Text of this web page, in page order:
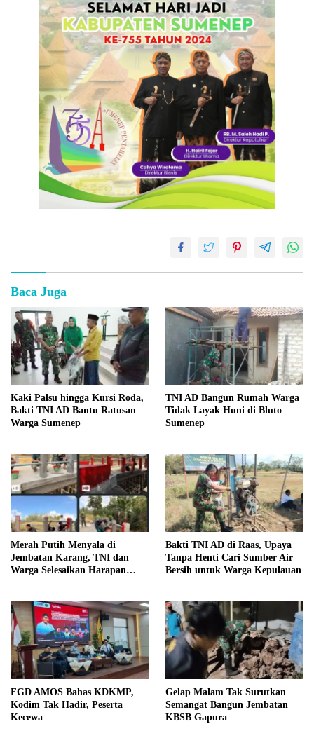
Baca Juga
Kaki Palsu hingga Kursi Roda,
Bakti TNI AD Bantu Ratusan
Warga Sumenep
TNI AD Bangun Rumah Warga
Tidak Layak Huni di Bluto
Sumenep
Merah Putih Menyala di
Jembatan Karang, TNI dan
Warga Selesaikan Harapan
Bakti TNI AD di Raas, Upaya
Tanpa Henti Cari Sumber Air
Bersih untuk Warga Kepulauan
FGD AMOS Bahas KDKMP,
Kodim Tak Hadir, Peserta
Kecewa
Gelap Malam Tak Surutkan
Semangat Bangun Jembatan
KBSB Gapura